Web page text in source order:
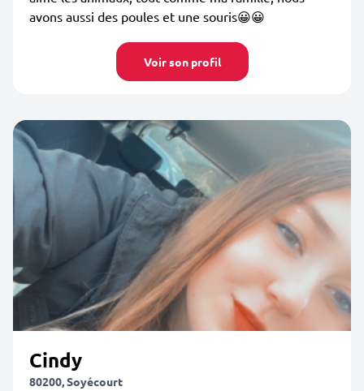
avons aussi des poules et une souris😀😀
Voir son profil
Cindy
80200, Soyécourt